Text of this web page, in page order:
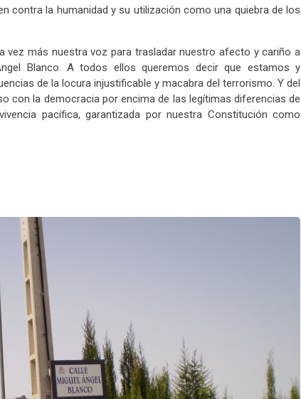
contra la humanidad y su utilización como una quiebra de los
vez más nuestra voz para trasladar nuestro afecto y cariño a
Blanco. A todos ellos queremos decir que estamos y
de la locura injustificable y macabra del terrorismo. Y del
con la democracia por encima de las legítimas diferencias de
pacífica, garantizada por nuestra Constitución como